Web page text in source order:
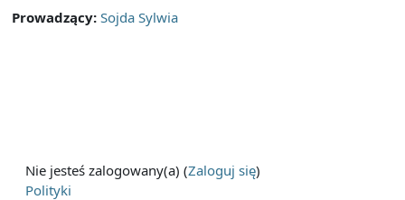
Prowadzący: Sojda Sylwia
Nie jesteś zalogowany(a) (Zaloguj się)
Polityki